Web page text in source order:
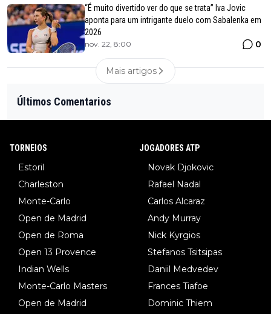
“É muito divertido ver do que se trata” Iva Jovic
aponta para um intrigante duelo com Sabalenka em
2026
nov. 22, 8:00 0
Mais artigos
Últimos Comentarios
TORNEIOS
Estoril
Charleston
Monte-Carlo
Open de Madrid
Open de Roma
Open 13 Provence
Indian Wells
Monte-Carlo Masters
Open de Madrid
JOGADORES ATP
Novak Djokovic
Rafael Nadal
Carlos Alcaraz
Andy Murray
Nick Kyrgios
Stefanos Tsitsipas
Daniil Medvedev
Frances Tiafoe
Dominic Thiem